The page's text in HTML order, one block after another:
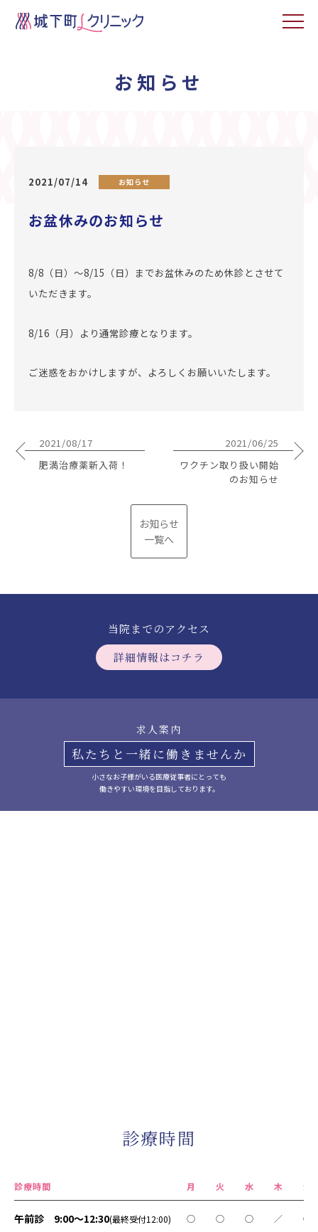
お知らせ
2021/07/14 お知らせ
お盆休みのお知らせ
8/8（日）～8/15（日）までお盆休みのため休診とさせて
いただきます。
8/16（月）より通常診療となります。
ご迷惑をおかけしますが、よろしくお願いいたします。
2021/08/17
肥満治療薬新入荷！
お知らせ
一覧へ
2021/06/25
ワクチン取り扱い開始
のお知らせ
当院までのアクセス
詳細情報はコチラ
求人案内
私たちと一緒に働きませんか
小さなお子様がいる医療従事者にとっても
働きやすい環境を目指しております。
診療時間
診療時間 月 火 水 木 金
午前診 9:00～12:30(最終受付12:00) ○ ○ ○ ／ ○